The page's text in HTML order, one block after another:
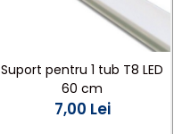
Suport pentru 1 tub T8 LED
60 cm
7,00 Lei